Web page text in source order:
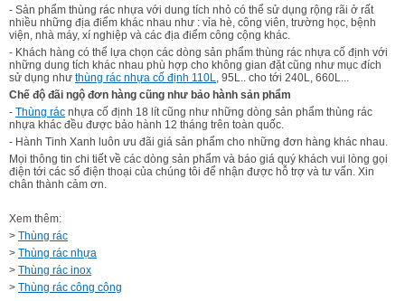
- Sản phẩm thùng rác nhựa với dung tích nhỏ có thể sử dụng rộng rãi ở rất
nhiều những địa điểm khác nhau như : vỉa hè, công viên, trường học, bệnh
viện, nhà máy, xí nghiệp và các địa điểm công cộng khác.
- Khách hàng có thể lựa chọn các dòng sản phẩm thùng rác nhựa cố định với
những dung tích khác nhau phù hợp cho không gian đặt cũng như mục đích
sử dụng như thùng rác nhựa cố định 110L, 95L.. cho tới 240L, 660L...
Chế độ đãi ngộ đơn hàng cũng như bảo hành sản phẩm
- Thùng rác nhựa cố định 18 lít cũng như những dòng sản phẩm thùng rác
nhựa khác đều được bảo hành 12 tháng trên toàn quốc.
- Hành Tinh Xanh luôn ưu đãi giá sản phẩm cho những đơn hàng khác nhau.
Mọi thông tin chi tiết về các dòng sản phẩm và báo giá quý khách vui lòng gọi
điện tới các số điện thoại của chúng tôi để nhận được hỗ trợ và tư vấn. Xin
chân thành cảm ơn.
Xem thêm:
> Thùng rác
> Thùng rác nhựa
> Thùng rác inox
> Thùng rác công cộng